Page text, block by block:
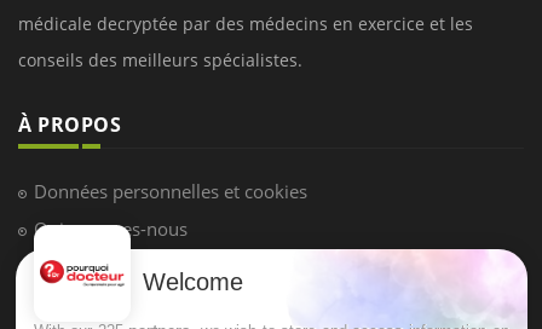
médicale decryptée par des médecins en exercice et les
conseils des meilleurs spécialistes.
À PROPOS
Données personnelles et cookies
Qui sommes-nous
Conditions d'utilisation
Welcome